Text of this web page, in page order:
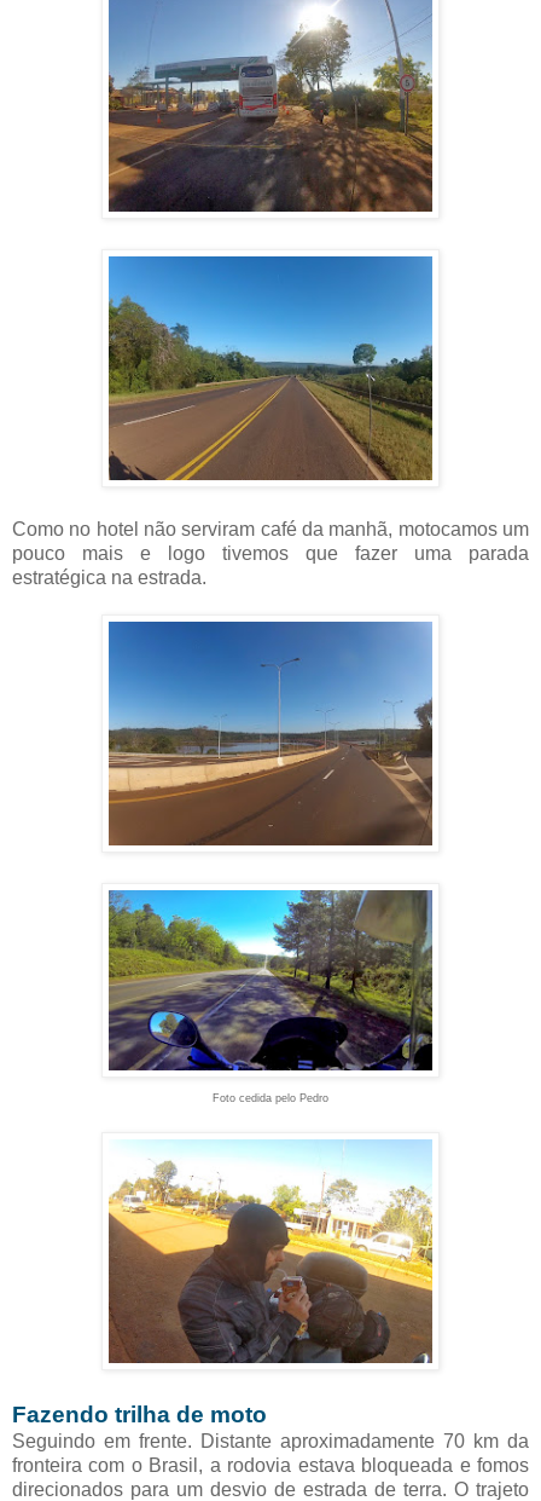
Como no hotel não serviram café da manhã, motocamos um
pouco mais e logo tivemos que fazer uma parada
estratégica na estrada.
Foto cedida pelo Pedro
Fazendo trilha de moto
Seguindo em frente. Distante aproximadamente 70 km da
fronteira com o Brasil, a rodovia estava bloqueada e fomos
direcionados para um desvio de estrada de terra. O trajeto